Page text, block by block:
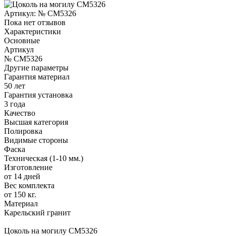
Артикул: № CM5326
Пока нет отзывов
Характеристики
Основные
Артикул
№ CM5326
Другие параметры
Гарантия материал
50 лет
Гарантия установка
3 года
Качество
Высшая категория
Полировка
Видимые стороны
Фаска
Техническая (1-10 мм.)
Изготовление
от 14 дней
Вес комплекта
от 150 кг.
Материал
Карельский гранит
Цоколь на могилу CM5326